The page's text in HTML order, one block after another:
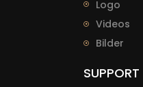
Logo
Videos
Bilder
SUPPORT